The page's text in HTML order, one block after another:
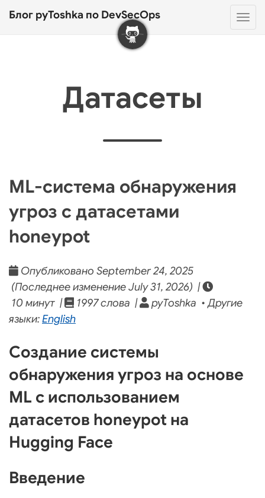
Блог pyToshka по DevSecOps
Датасеты
ML-система обнаружения
угроз с датасетами
honeypot
Опубликовано September 24, 2025
(Последнее изменение July 31, 2026) |
10 минут |
1997 слова |
pyToshka • Другие
языки:English
Создание системы
обнаружения угроз на основе
ML с использованием
датасетов honeypot на
Hugging Face
Введение